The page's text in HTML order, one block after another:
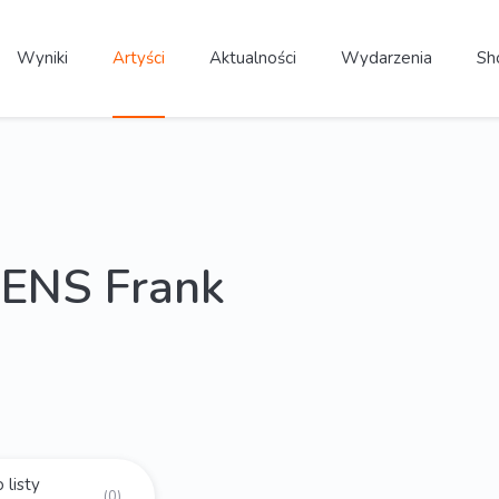
Wyniki Artyści Aktualności Wydarzenia
Frank
listy